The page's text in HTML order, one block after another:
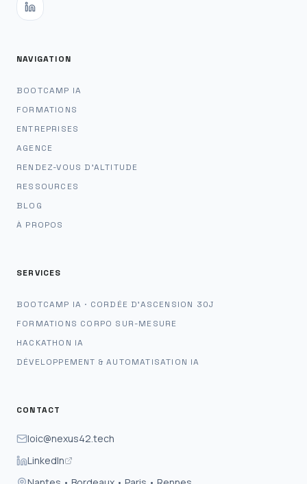
NAVIGATION
BOOTCAMP IA
FORMATIONS
ENTREPRISES
AGENCE
RENDEZ-VOUS D'ALTITUDE
RESSOURCES
BLOG
À PROPOS
SERVICES
BOOTCAMP IA · CORDÉE D'ASCENSION 30J
FORMATIONS CORPO SUR-MESURE
HACKATHON IA
DÉVELOPPEMENT & AUTOMATISATION IA
CONTACT
loic@nexus42.tech
LinkedIn